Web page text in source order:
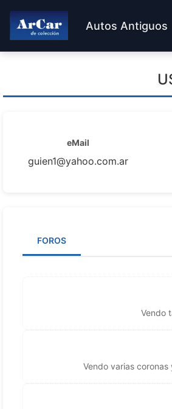
Autos Antiguos
eMail
guien1@yahoo.com.ar
FOROS
Vendo
Vendo varias